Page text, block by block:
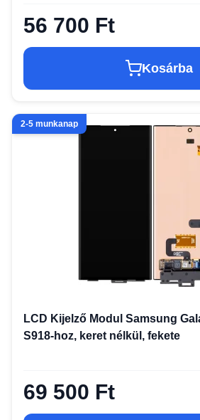
56 700 Ft
Kosárba
2-5 munkanap
LCD Kijelző Modul Samsung
S918-hoz, keret nélkül, fekete
69 500 Ft